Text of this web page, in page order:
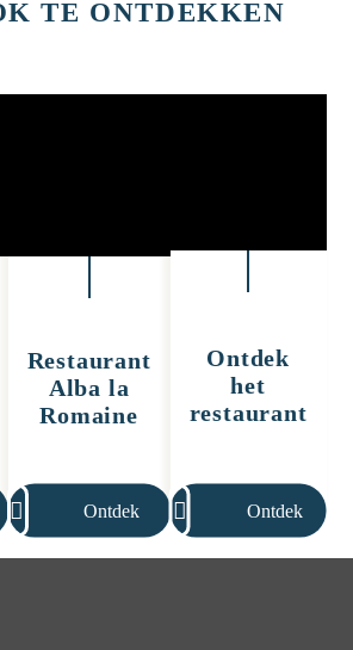
TE ONTDEKKEN
Restaurant
Alba la
Romaine
Ontdek
Ontdek
het
restaurant
Ontdek